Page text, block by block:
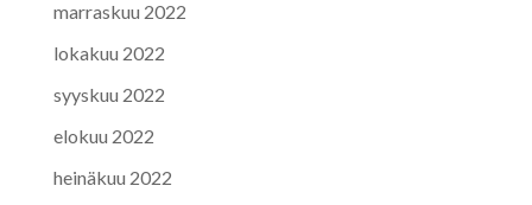
marraskuu 2022
lokakuu 2022
syyskuu 2022
elokuu 2022
heinäkuu 2022